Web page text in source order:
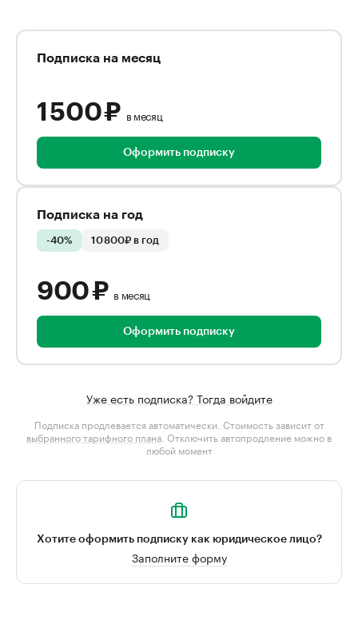
Подписка на месяц
1 500 ₽ в месяц
Оформить подписку
Подписка на год
-40% 10 800₽ в год
900 ₽ в месяц
Оформить подписку
Уже есть подписка? Тогда войдите
Подписка продлевается автоматически. Стоимость зависит от
выбранного тарифного плана . Отключить автопродление можно в
любой момент
Хотите оформить подписку как юридическое лицо?
Заполните форму